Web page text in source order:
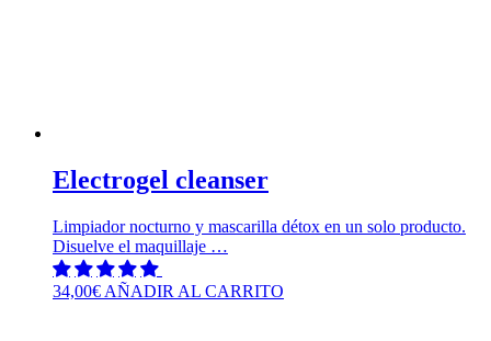
Electrogel cleanser
Limpiador nocturno y mascarilla détox en un solo producto.
Disuelve el maquillaje …
34,00€ AÑADIR AL CARRITO